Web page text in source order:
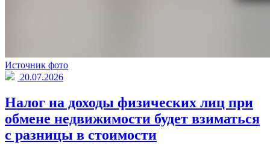
Источник фото
20.07.2026
Налог на доходы физических лиц при
обмене недвижимости будет взиматься
с разницы в стоимости